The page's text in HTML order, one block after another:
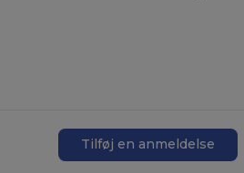
Tilføj en anmeldelse